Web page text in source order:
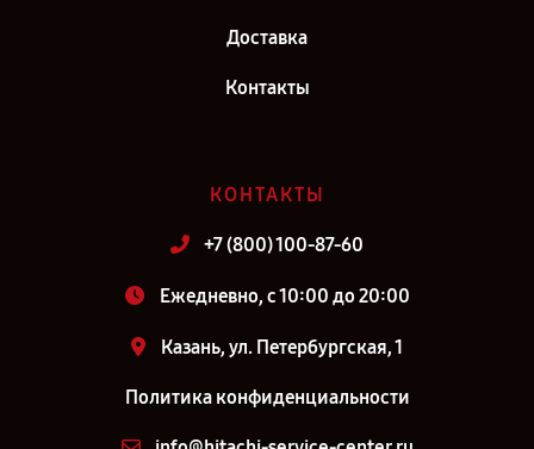
Доставка
Контакты
КОНТАКТЫ
+7 (800) 100-87-60
Ежедневно, с 10:00 до 20:00
Казань, ул. Петербургская, 1
Политика конфиденциальности